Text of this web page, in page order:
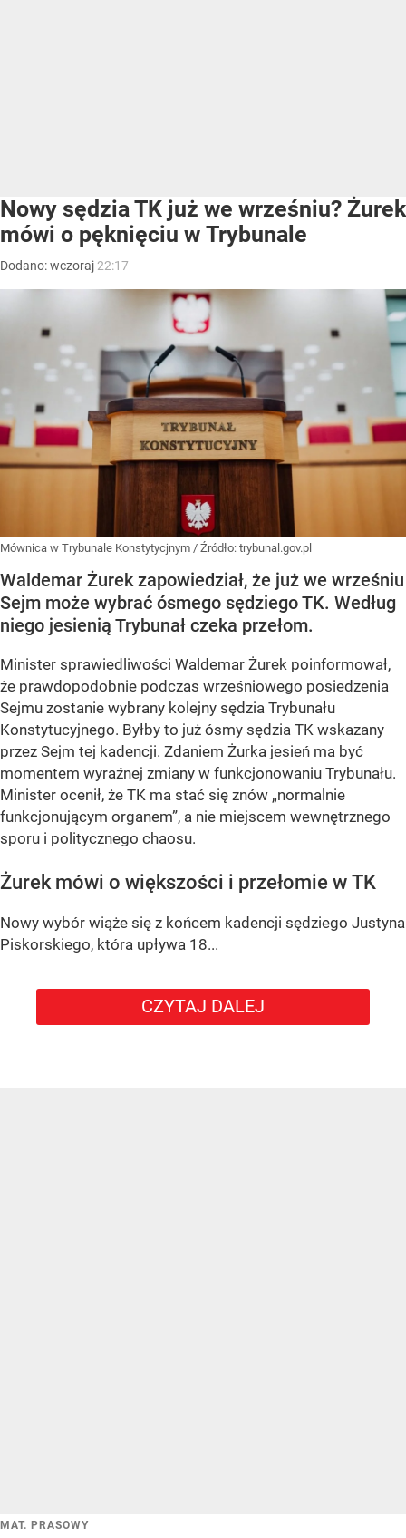
Nowy sędzia TK już we wrześniu? Żurek
mówi o pęknięciu w Trybunale
Dodano:wczoraj 22:17
Mównica w Trybunale Konstytycjnym / Źródło: trybunal.gov.pl
Waldemar Żurek zapowiedział, że już we wrześniu
Sejm może wybrać ósmego sędziego TK. Według
niego jesienią Trybunał czeka przełom.
Minister sprawiedliwości Waldemar Żurek poinformował,
że prawdopodobnie podczas wrześniowego posiedzenia
Sejmu zostanie wybrany kolejny sędzia Trybunału
Konstytucyjnego. Byłby to już ósmy sędzia TK wskazany
przez Sejm tej kadencji. Zdaniem Żurka jesień ma być
momentem wyraźnej zmiany w funkcjonowaniu Trybunału.
Minister ocenił, że TK ma stać się znów „normalnie
funkcjonującym organem”, a nie miejscem wewnętrznego
sporu i politycznego chaosu.
Żurek mówi o większości i przełomie w TK
Nowy wybór wiąże się z końcem kadencji sędziego Justyna
Piskorskiego, która upływa 18...
CZYTAJ DALEJ
MAT. PRASOWY